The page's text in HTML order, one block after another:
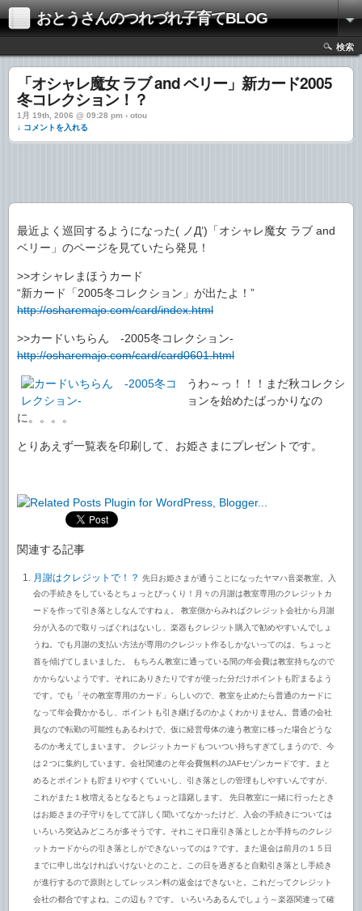
おとうさんのつれづれ子育てBLOG
検索
「オシャレ魔女 ラブ and ベリー」新カード2005
冬コレクション！？
1月 19th, 2006 @ 09:28 pm › otou
↓ コメントを入れる
最近よく巡回するようになった( ノД‘)「オシャレ魔女 ラブ and
ベリー」のページを見ていたら発見！
>>オシャレまほうカード
“新カード「2005冬コレクション」が出たよ！”
http://osharemajo.com/card/index.html
>>カードいちらん -2005冬コレクション-
http://osharemajo.com/card/card0601.html
うわ～っ！！！まだ秋コレクシ
ョンを始めたばっかりなの
に。。。。
とりあえず一覧表を印刷して、お姫さまにプレゼントです。
関連する記事
月謝はクレジットで！？ 先日お姫さまが通うことになったヤマハ音楽教室。入
会の手続きをしているとちょっとびっくり！月々の月謝は教室専用のクレジットカ
ードを作って引き落としなんですねぇ。 教室側からみればクレジット会社から月謝
分が入るので取りっぱぐれはないし、楽器もクレジット購入で勧めやすいんでしょ
うね。でも月謝の支払い方法が専用のクレジット作るしかないってのは、ちょっと
首を傾げてしまいました。 もちろん教室に通っている間の年会費は教室持ちなので
かからないようです。それにありきたりですが使った分だけポイントも貯まるよう
です。でも「その教室専用のカード」らしいので、教室を止めたら普通のカードに
なって年会費かかるし、ポイントも引き継げるのかよくわかりません。普通の会社
員なので転勤の可能性もあるわけで、仮に経営母体の違う教室に移った場合どうな
るのか考えてしまいます。 クレジットカードもついつい持ちすぎてしまうので、今
は２つに集約しています。会社関連のと年会費無料のJAFセゾンカードです。まと
めるとポイントも貯まりやすくていいし、引き落としの管理もしやすいんですが、
これがまた１枚増えるとなるとちょっと躊躇します。 先日教室に一緒に行ったとき
はお姫さまの子守りをしてて詳しく聞いてなかったけど、入会の手続きについては
いろいろ突込みどころが多そうです。それこそ口座引き落としとか手持ちのクレジ
ットカードからの引き落としができないってのは？です。また退会は前月の１５日
までに申し出なければいけないとのこと。この日を過ぎると自動引き落とし手続き
が進行するので原則としてレッスン料の返金はできないと。これだってクレジット
会社の都合ですよね。この辺も？です。 いろいろあるんでしょう～楽器関連って確